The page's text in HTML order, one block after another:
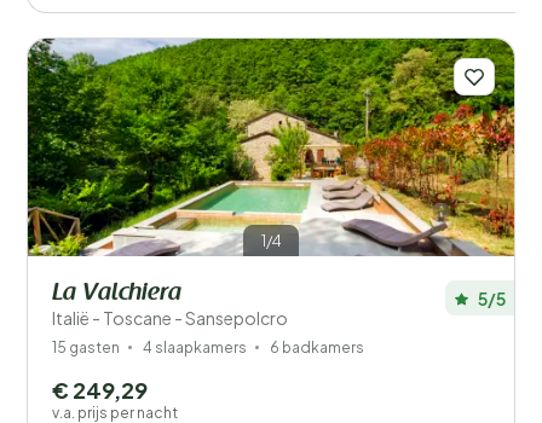
1/4
La Valchiera
Italië - Toscane - Sansepolcro
5/5
15 gasten 4 slaapkamers 6 badkamers
€ 249,29
v.a. prijs per nacht